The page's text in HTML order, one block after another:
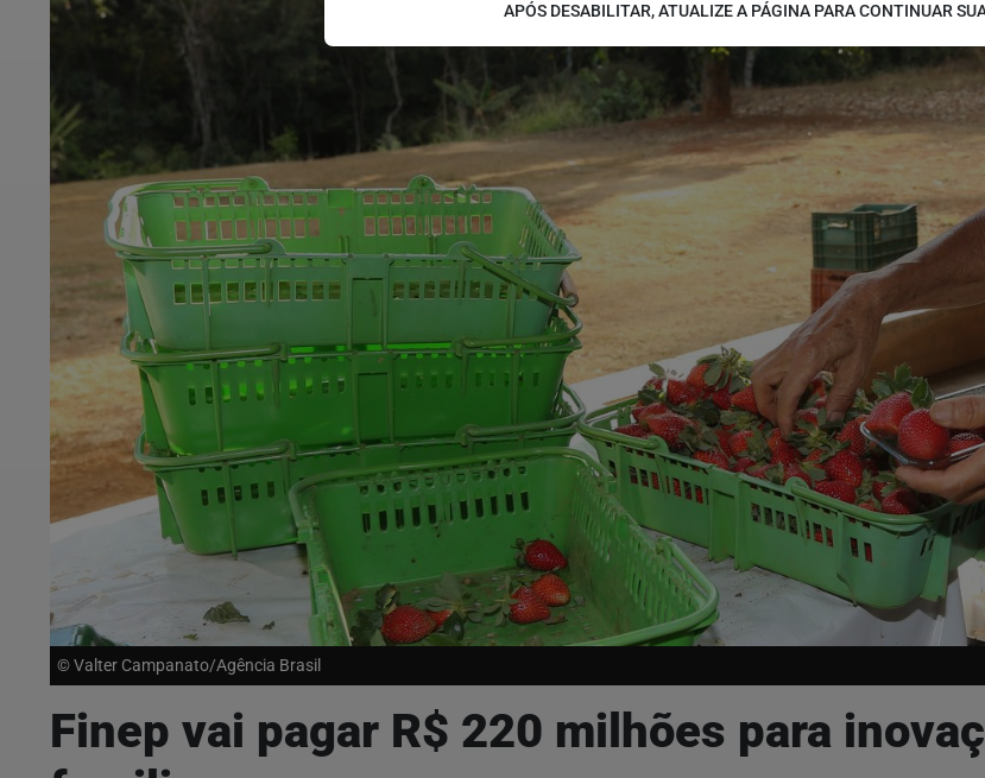
© Valter Campanato/Agência Brasil
Finep vai pagar R$ 220 milhões para
APÓS DESABILITAR, ATUALIZE A PÁGINA PARA CONTINUAR